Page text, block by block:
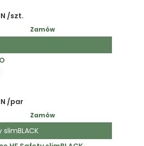
/szt.
Zamów
/par
Zamów